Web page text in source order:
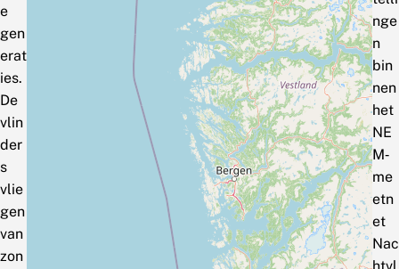
e
gen
erat
ies.
De
vlin
der
s
vlie
gen
van
zon
nge
n
bin
nen
het
NE
M‑
me
etn
et
Nac